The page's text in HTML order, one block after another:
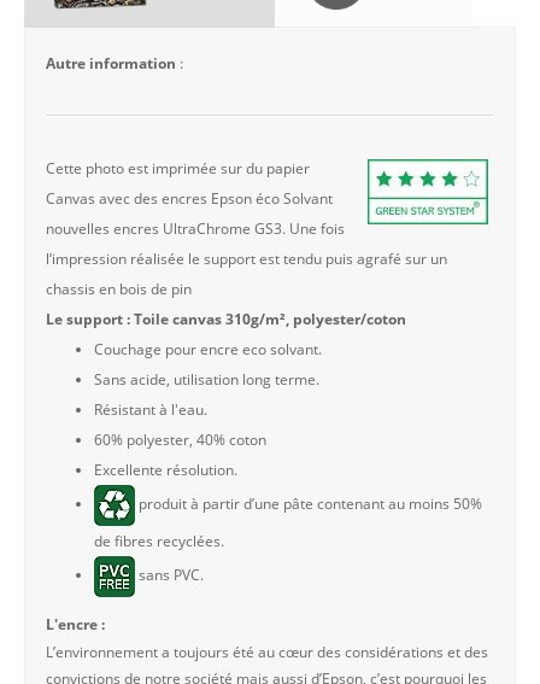
Autre information :
Cette photo est imprimée sur du papier
Canvas avec des encres Epson éco Solvant
nouvelles encres UltraChrome GS3. Une fois
l’impression réalisée le support est tendu puis agrafé sur un
chassis en bois de pin
Le support : Toile canvas 310g/m², polyester/coton
Couchage pour encre eco solvant.
Sans acide, utilisation long terme.
Résistant à l'eau.
60% polyester, 40% coton
Excellente résolution.
produit à partir d’une pâte contenant au moins 50%
de fibres recyclées.
sans PVC.
L'encre :
L’environnement a toujours été au cœur des considérations et des
convictions de notre société mais aussi d’Epson, c’est pourquoi les